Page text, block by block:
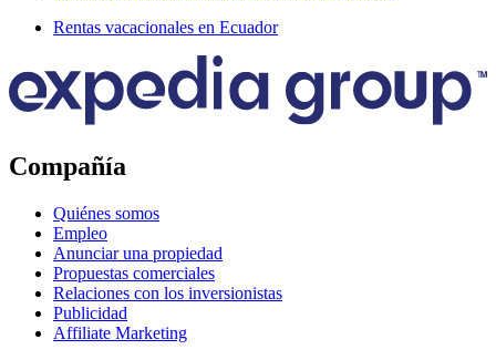
Rentas vacacionales en Ecuador
Compañía
Quiénes somos
Empleo
Anunciar una propiedad
Propuestas comerciales
Relaciones con los inversionistas
Publicidad
Affiliate Marketing